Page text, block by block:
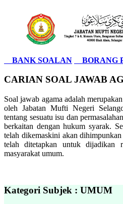
BANK SOALAN BORANG
CARIAN SOAL JAWAB
Soal jawab agama adalah
oleh Jabatan Mufti Negeri
tentang sesuatu isu dan
berkaitan dengan hukum syarak.
telah dikemaskini akan
telah ditetapkan untuk dijadikan
masyarakat umum.
Kategori Subjek : UMUM